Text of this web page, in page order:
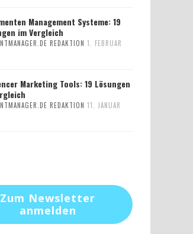
Management Systeme: 19
im Vergleich
REDAKTION 1. FEBRUAR
Marketing Tools: 19 Lösungen
REDAKTION 11. JANUAR
Zum Newsletter
anmelden